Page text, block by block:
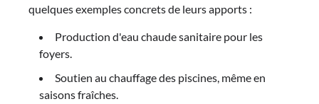
quelques exemples concrets de leurs apports :
Production d'eau chaude sanitaire pour les
foyers.
Soutien au chauffage des piscines, même en
saisons fraîches.